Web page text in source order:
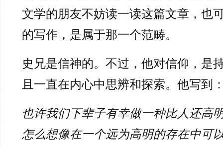
文学的朋友不妨读一读这篇文章，也
的写作，是属于那一个范畴。
史兄是信神的。不过，他对信仰，是
且一直在内心中思辨和探索。他写到
也许我们下辈子有幸做一种比人还高
怎么想像在一个远为高明的存在中可